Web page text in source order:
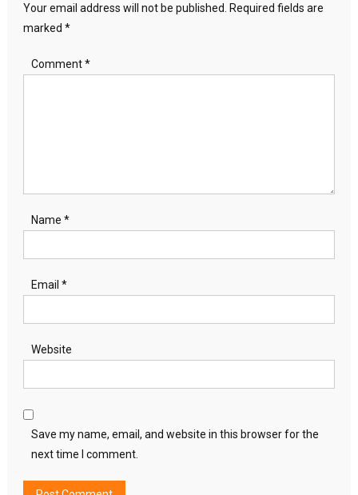
Your email address will not be published. Required fields are
marked *
Comment*
Name *
Email *
Website
Save my name, email, and website in this browser for the
next time I comment.